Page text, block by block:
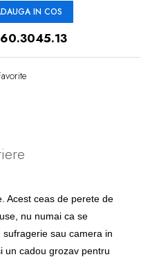
IN COS
Acest ceas de perete de
nu numai ca se
sau camera in
un cadou grozav pentru